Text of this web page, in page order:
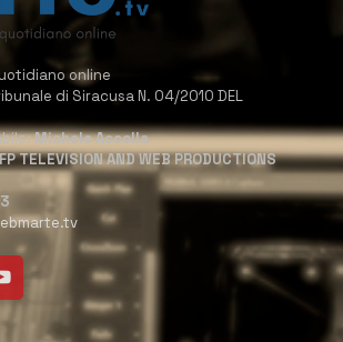
online
di Siracusa N. 04/2010 DEL
Michele Accolla
TELEVISION AND WEB PRODUCTIONS